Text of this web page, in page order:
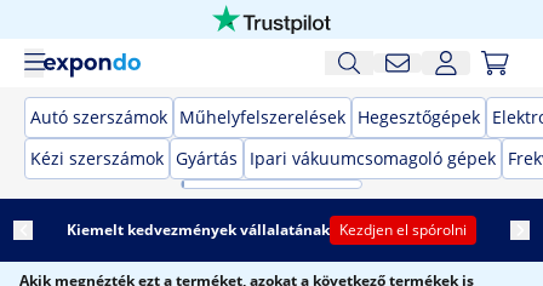
Autó szerszámok Műhelyfelszerelések Hegesztőgépek
Kézi szerszámok Gyártás Ipari vákuumcsomagoló gépek
Kiemelt kedvezmények vállalatának Kezdjen el spórolni
Akik megnézték ezt a terméket, azokat a következő termékek is